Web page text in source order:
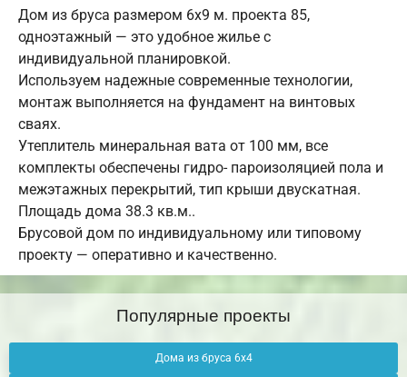
Дом из бруса размером 6х9 м. проекта 85,
одноэтажный — это удобное жилье с
индивидуальной планировкой.
Используем надежные современные технологии,
монтаж выполняется на фундамент на винтовых
сваях.
Утеплитель минеральная вата от 100 мм, все
комплекты обеспечены гидро- пароизоляцией пола и
межэтажных перекрытий, тип крыши двускатная.
Площадь дома 38.3 кв.м..
Брусовой дом по индивидуальному или типовому
проекту — оперативно и качественно.
Популярные проекты
Дома из бруса 6х4